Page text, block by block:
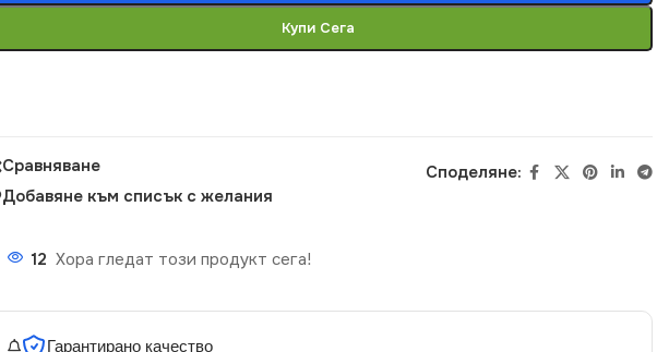
Купи Сега
Сравняване
Добавяне към списък с желания
Споделяне:
12 Хора гледат този продукт сега!
Гарантирано качество